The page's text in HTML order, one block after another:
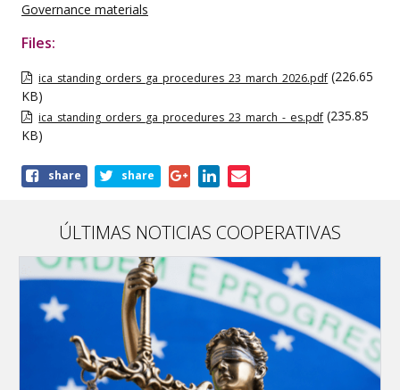
Governance materials
Files:
ica_standing_orders_ga_procedures_23_march_2026.pdf (226.65
KB)
ica_standing_orders_ga_procedures_23_march_-_es.pdf (235.85
KB)
Shareshare share
ÚLTIMAS NOTICIAS COOPERATIVAS